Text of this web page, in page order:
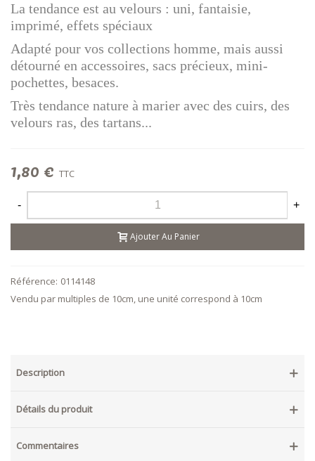
La tendance est au velours : uni, fantaisie,
imprimé, effets spéciaux
Adapté pour vos collections homme, mais aussi
détourné en accessoires, sacs précieux, mini-
pochettes, besaces.
Très tendance nature à marier avec des cuirs, des
velours ras, des tartans...
1,80 € TTC
- +
Ajouter Au Panier
Référence: 0114148
Vendu par multiples de 10cm, une unité correspond à 10cm
Description
Détails du produit
Commentaires